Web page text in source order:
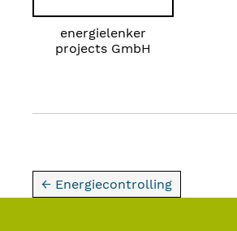
energielenker
projects GmbH
← Energiecontrolling